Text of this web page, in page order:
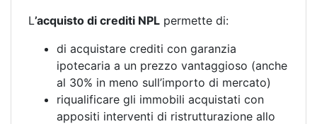
L’acquisto di crediti NPL permette di:
di acquistare crediti con garanzia
ipotecaria a un prezzo vantaggioso (anche
al 30% in meno sull’importo di mercato)
riqualificare gli immobili acquistati con
appositi interventi di ristrutturazione allo